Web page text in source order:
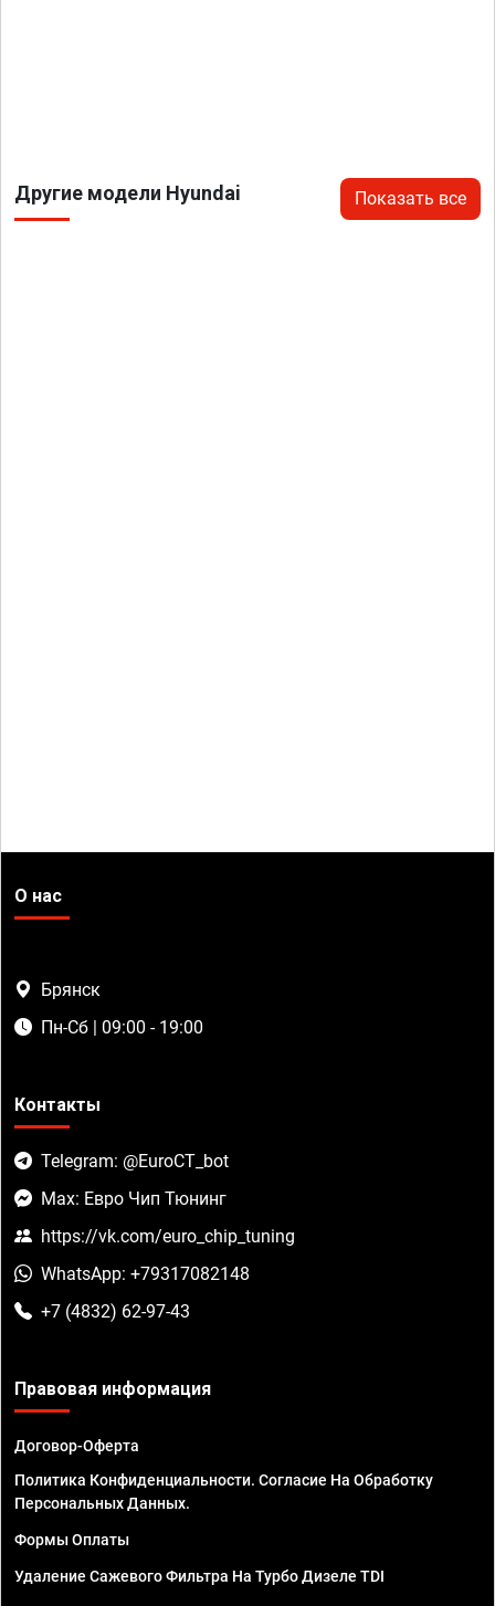
Другие модели Hyundai Показать все
О нас
Брянск
Пн-Сб | 09:00 - 19:00
Контакты
Telegram: @EuroCT_bot
Max: Евро Чип Тюнинг
https://vk.com/euro_chip_tuning
WhatsApp: +79317082148
+7 (4832) 62-97-43
Правовая информация
Договор-Оферта
Политика Конфиденциальности. Согласие На Обработку
Персональных Данных.
Формы Оплаты
Удаление Сажевого Фильтра На Турбо Дизеле TDI